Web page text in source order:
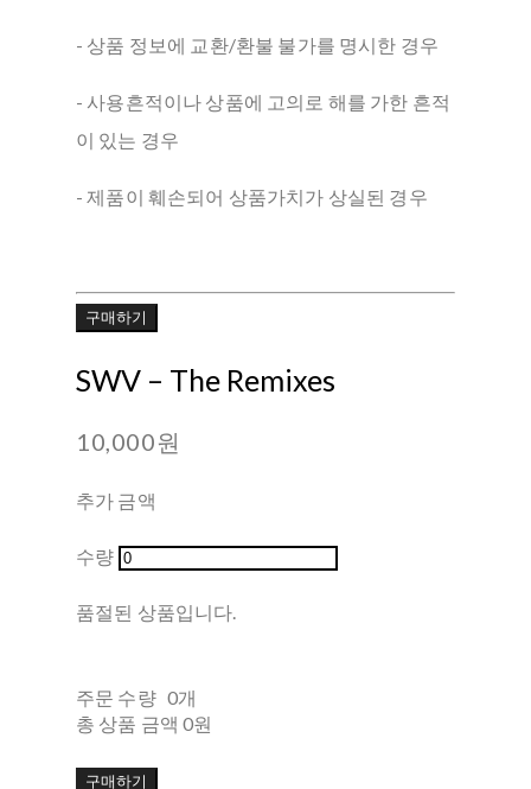
- 상품 정보에 교환/환불 불가를 명시한 경우
- 사용흔적이나 상품에 고의로 해를 가한 흔적
이 있는 경우
- 제품이 훼손되어 상품가치가 상실된 경우
구매하기
SWV – The Remixes
10,000원
추가 금액
수량
품절된 상품입니다.
주문 수량 0개
총 상품 금액 0원
구매하기